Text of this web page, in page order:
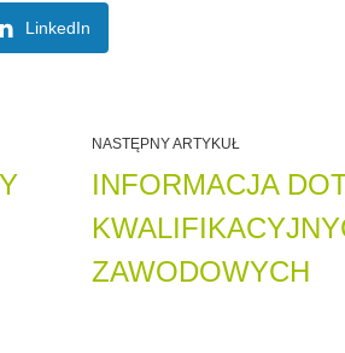
LinkedIn
NASTĘPNY ARTYKUŁ
INFORMACJA
ZAWODOWYCH